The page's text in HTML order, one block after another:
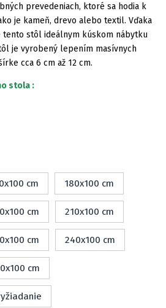
prevedeniach, ktoré sa hodia k
je kameň, drevo alebo textil. Vďaka
tento stôl ideálnym kúskom nábytku
je vyrobený lepením masívnych
cca 6 cm až 12 cm.
stola :
cm 180x100 cm
cm 210x100 cm
cm 240x100 cm
cm